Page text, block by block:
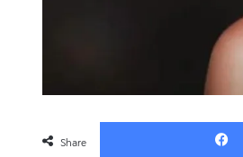
Share